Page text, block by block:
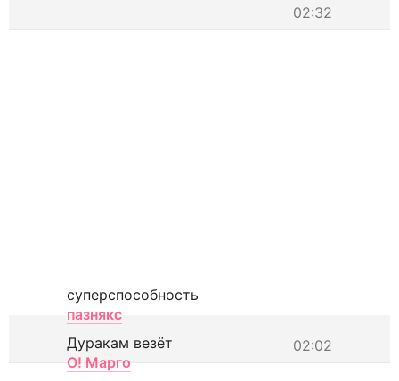
02:32
суперспособность
пазнякс
02:02
Дуракам везёт
О! Марго